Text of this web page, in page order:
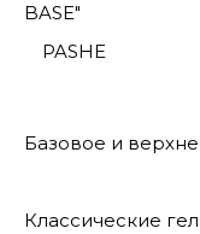
BASE"
PASHE
Базовое и
Классические